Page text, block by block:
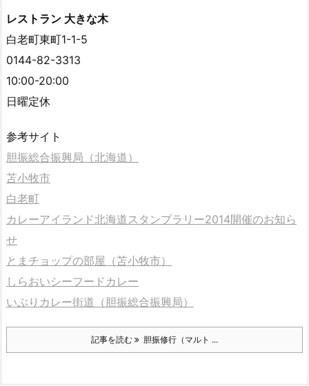
レストラン 大きな木
白老町東町1-1-5
0144-82-3313
10:00-20:00
日曜定休
参考サイト
胆振総合振興局（北海道）
苫小牧市
白老町
カレーアイランド北海道スタンプラリー2014開催のお知ら
せ
とまチョップの部屋（苫小牧市）
しらおいシーフードカレー
いぶりカレー街道（胆振総合振興局）
記事を読む 胆振修行（マルト ...